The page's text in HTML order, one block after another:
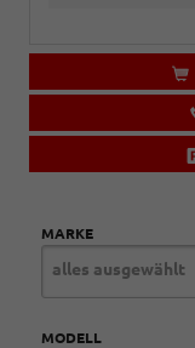
MARKE
alles ausgewählt
MODELL